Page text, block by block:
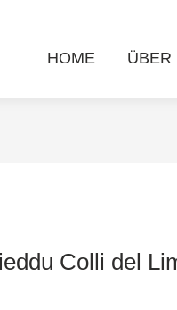
HOME ÜBER
Colli del